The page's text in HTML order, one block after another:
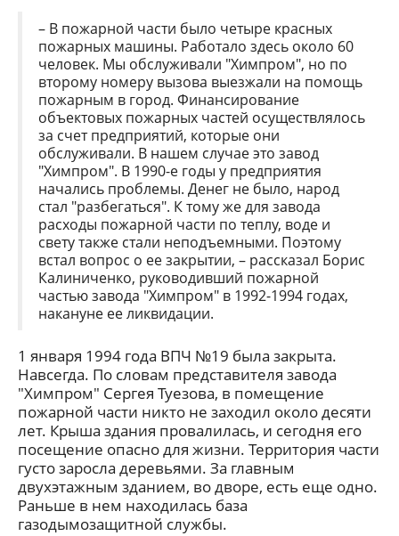
– В пожарной части было четыре красных
пожарных машины. Работало здесь около 60
человек. Мы обслуживали "Химпром", но по
второму номеру вызова выезжали на помощь
пожарным в город. Финансирование
объектовых пожарных частей осуществлялось
за счет предприятий, которые они
обслуживали. В нашем случае это завод
"Химпром". В 1990-е годы у предприятия
начались проблемы. Денег не было, народ
стал "разбегаться". К тому же для завода
расходы пожарной части по теплу, воде и
свету также стали неподъемными. Поэтому
встал вопрос о ее закрытии, – рассказал Борис
Калиниченко, руководивший пожарной
частью завода "Химпром" в 1992-1994 годах,
накануне ее ликвидации.
1 января 1994 года ВПЧ №19 была закрыта.
Навсегда. По словам представителя завода
"Химпром" Сергея Туезова, в помещение
пожарной части никто не заходил около десяти
лет. Крыша здания провалилась, и сегодня его
посещение опасно для жизни. Территория части
густо заросла деревьями. За главным
двухэтажным зданием, во дворе, есть еще одно.
Раньше в нем находилась база
газодымозащитной службы.